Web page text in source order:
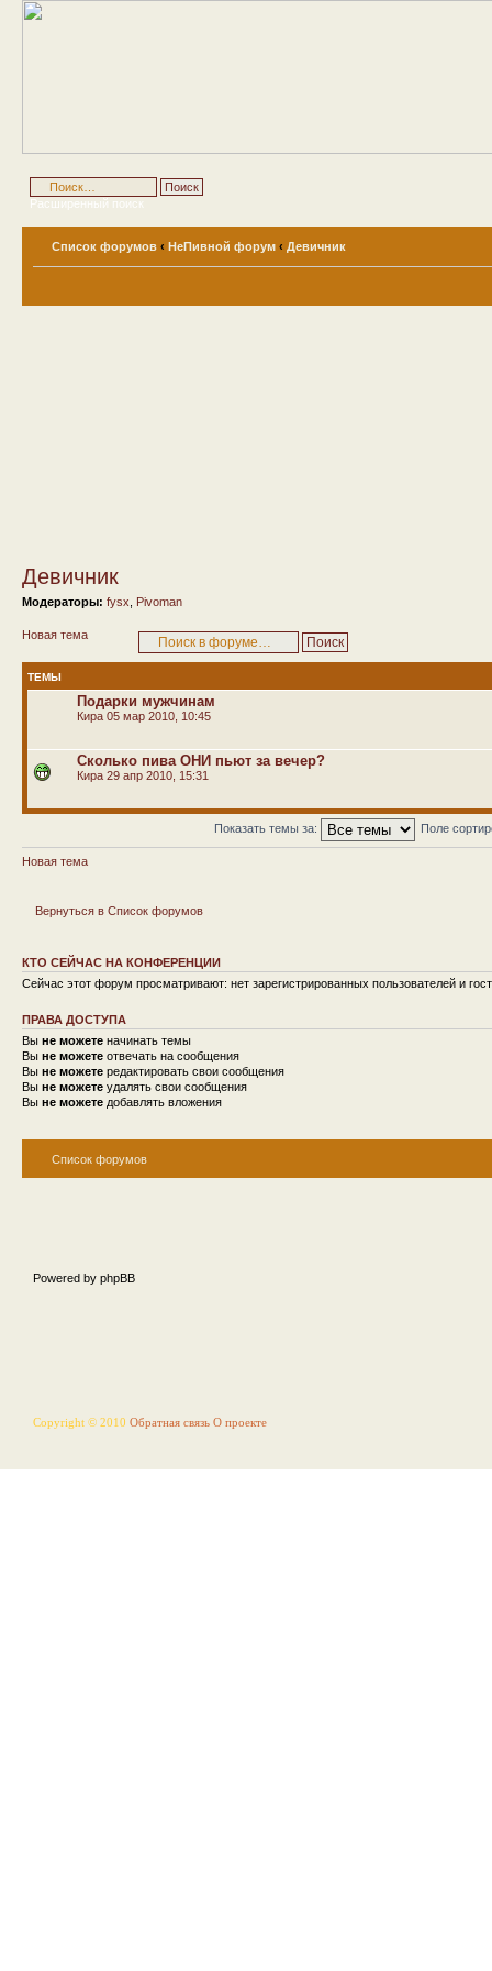
Расширенный поиск
Список форумов ‹ НеПивной форум ‹ Девичник
Девичник
Модераторы: fysx Pivoman
Новая тема
ТЕМЫ
Подарки мужчинам
Кира 05 мар 2010, 10:45
Сколько пива ОНИ пьют за вечер?
Кира 29 апр 2010, 15:31
Показать темы за: Поле
Новая тема
Вернуться в Список форумов
КТО СЕЙЧАС НА КОНФЕРЕНЦИИ
Сейчас этот форум просматривают: нет зарегистрированных пользователей и
ПРАВА ДОСТУПА
Вы не можете начинать темы
Вы не можете отвечать на сообщения
Вы не можете редактировать свои сообщения
Вы не можете удалять свои сообщения
Вы не можете добавлять вложения
Список форумов
Powered by phpBB
Copyright © 2010 Обратная связь О проекте